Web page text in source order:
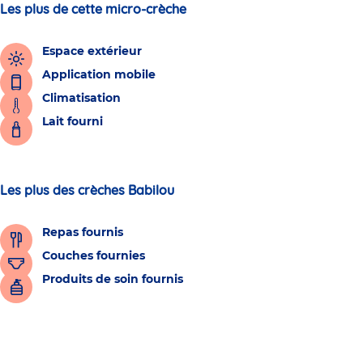
Les plus de cette micro-crèche
Espace extérieur
Application mobile
Climatisation
Lait fourni
Les plus des crèches Babilou
Repas fournis
Couches fournies
Produits de soin fournis